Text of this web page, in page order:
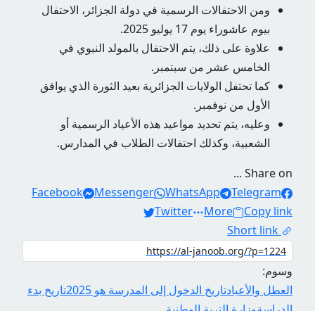
ومن الاحتفالات الرسمية في دولة الجزائر، الاحتفال
بيوم عاشوراء يوم 17 يوليو 2025.
علاوة على ذلك، يتم الاحتفال بالمولد النبوي في
الخامس عشر من سبتمبر.
كما تحتفل الولايات الجزائرية بعيد الثورة الذي يوافق
الأول من نوفمبر.
وعليه، يتم تحديد مواعيد هذه الأعياد الرسمية أو
الشعبية، وكذلك احتفالات الطلاب في المدارس.
Share on ...
Facebook
Messenger WhatsApp
Telegram
Twitter
More
Copy link
Short link
وسوم:
العطل والأعيادتاريخ الدخول إلى المدرسة هو 2025
تاريخ بدء